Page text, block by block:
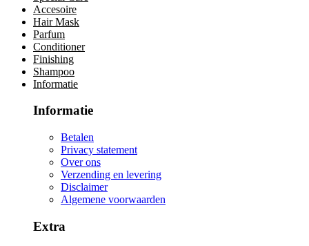
Accesoire
Hair Mask
Parfum
Conditioner
Finishing
Shampoo
Informatie
Informatie
Betalen
Privacy statement
Over ons
Verzending en levering
Disclaimer
Algemene voorwaarden
Extra